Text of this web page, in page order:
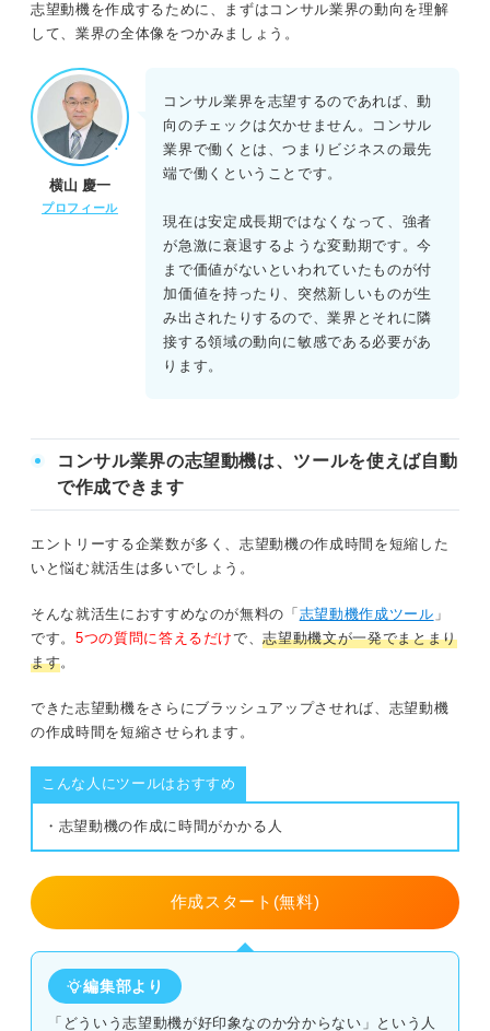
志望動機を作成するために、まずはコンサル業界の動向を理解
して、業界の全体像をつかみましょう。
横山 慶一
プロフィール
コンサル業界を志望するのであれば、動
向のチェックは欠かせません。コンサル
業界で働くとは、つまりビジネスの最先
端で働くということです。
現在は安定成長期ではなくなって、強者
が急激に衰退するような変動期です。今
まで価値がないといわれていたものが付
加価値を持ったり、突然新しいものが生
み出されたりするので、業界とそれに隣
接する領域の動向に敏感である必要があ
ります。
コンサル業界の志望動機は、ツールを使えば自動
で作成できます
エントリーする企業数が多く、志望動機の作成時間を短縮した
いと悩む就活生は多いでしょう。
そんな就活生におすすめなのが無料の「 志望動機作成ツール 」
です。 5つの質問に答えるだけで、志望動機文が一発でまとまり
ます。
できた志望動機をさらにブラッシュアップさせれば、志望動機
の作成時間を短縮させられます。
こんな人にツールはおすすめ
・志望動機の作成に時間がかかる人
作成スタート(無料)
編集部より
「どういう志望動機が好印象なのか分からない」という人
【大手内定者の例文付き】コンサル業界の志望動機例文
PwCコンサルティング内定者の例文
アビームコンサルティング内定者の例文
日本IBM内定者の例文
志望理由別の志望動機例文
コンサルの種類別の志望動機例文
コンサル業界の志望動機のNG例
セカンドキャリアへの発展性がある
洗練されたイメージをもっている
【Q&A】コンサル業界の志望動機でよくある質問に回
答！
どんな志望理由が多いですか？
どんな人が求められますか？
コンサル業界に求められる力をアピールした志望動機で選